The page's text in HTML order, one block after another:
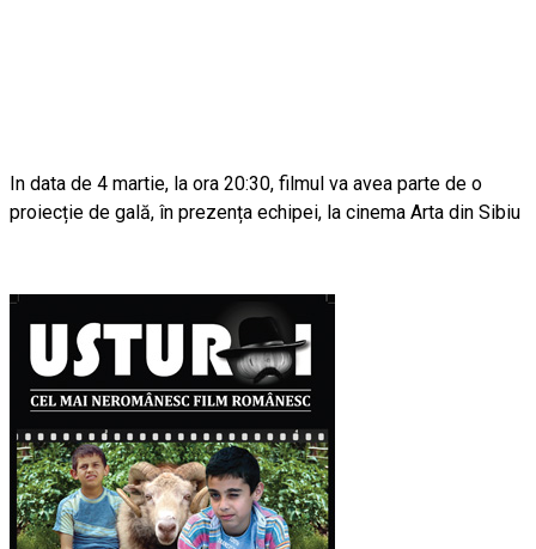
In data de 4 martie, la ora 20:30, filmul va avea parte de o
proiecție de gală, în prezența echipei, la cinema Arta din Sibiu